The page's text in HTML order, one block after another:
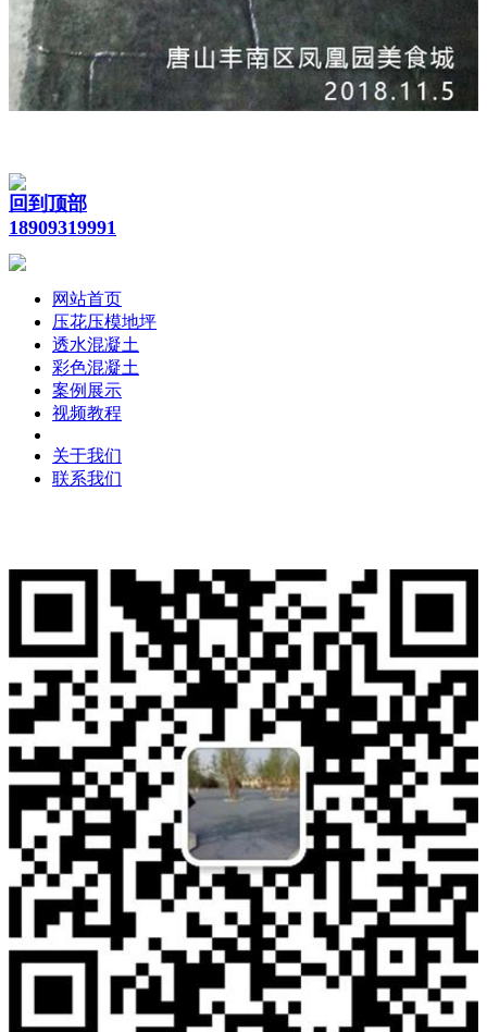
回到顶部
18909319991
网站首页
压花压模地坪
透水混凝土
彩色混凝土
案例展示
视频教程
关于我们
联系我们